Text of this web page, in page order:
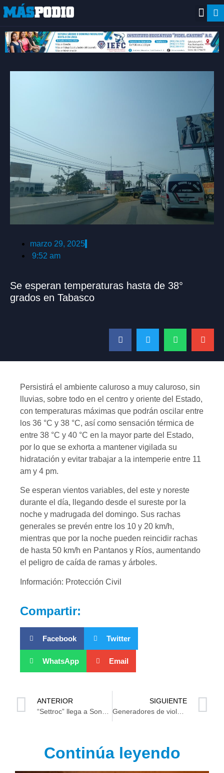
marzo 29, 2025
9:52 am
Se esperan temperaturas hasta de 38°
grados en Tabasco
Persistirá el ambiente caluroso a muy caluroso, sin
lluvias, sobre todo en el centro y oriente del Estado,
con temperaturas máximas que podrán oscilar entre
los 36 °C y 38 °C, así como sensación térmica de
entre 38 °C y 40 °C en la mayor parte del Estado,
por lo que se exhorta a mantener vigilada su
hidratación y evitar trabajar a la intemperie entre 11
am y 4 pm.
Se esperan vientos variables, del este y noreste
durante el día, llegando desde el sureste por la
noche y madrugada del domingo. Sus rachas
generales se prevén entre los 10 y 20 km/h,
mientras que por la noche pueden reincidir rachas
de hasta 50 km/h en Pantanos y Ríos, aumentando
el peligro de caída de ramas y árboles.
Información: Protección Civil
Compartir:
Facebook Twitter
WhatsApp Email
ANTERIOR
SIGUIENTE
Generadores de violencia siguen cayendo como pajaritos en Tabasco
Continúa leyendo